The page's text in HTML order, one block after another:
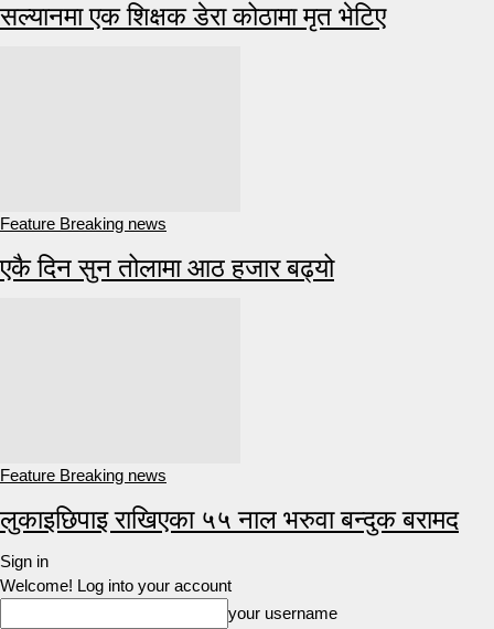
सल्यानमा एक शिक्षक डेरा कोठामा मृत भेटिए
Feature Breaking news
एकै दिन सुन तोलामा आठ हजार बढ्यो
Feature Breaking news
लुकाइछिपाइ राखिएका ५५ नाल भरुवा बन्दुक बरामद
Sign in
Welcome! Log into your account
your username